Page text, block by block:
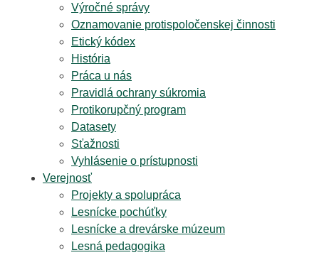
Výročné správy
Oznamovanie protispoločenskej činnosti
Etický kódex
História
Práca u nás
Pravidlá ochrany súkromia
Protikorupčný program
Datasety
Sťažnosti
Vyhlásenie o prístupnosti
Verejnosť
Projekty a spolupráca
Lesnícke pochúťky
Lesnícke a drevárske múzeum
Lesná pedagogika